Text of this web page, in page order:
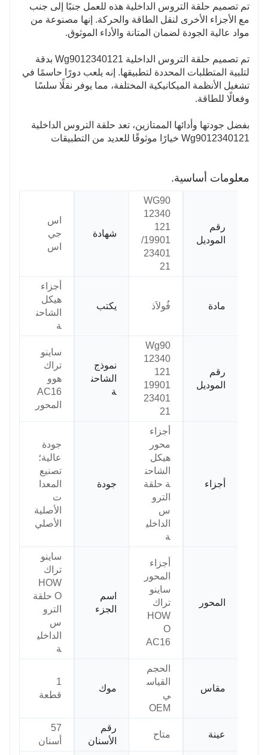
للعملية الخاصة، تم تحسين مقاومة التآكل ومقاومة
الصدمات لحلقة التروس، مما يجعل حلقة التروس من
ماركة Fukai أكثر متانة، مع خصائص عمر خدمة أطول،
حلقة التروس.
(5) فحص كل منتج عند التسليم والترميز الموحد والتعبئة
الموحدة.
تم تصميم حلقة التروس الداخلية هذه للعمل جنبًا إلى جنب
مع الأجزاء الأخرى لنقل الطاقة والحركة. إنها مصنوعة من
مواد عالية الجودة لضمان المتانة والأداء الموثوق.
تم تصميم حلقة التروس الداخلية Wg9012340121 بدقة
لتلبية المتطلبات المحددة لتطبيقها. إنه يلعب دورًا حاسمًا في
تشغيل الأنظمة الميكانيكية المختلفة، مما يوفر نقلًا سلسًا
وفعالًا للطاقة.
بفضل جودتها وأدائها الممتازين، تعد حلقة التروس الداخلية
Wg9012340121 خيارًا موثوقًا للعديد من التطبيقات
معلومات أساسية.
رقم
الموديل
WG90
12340
121
/19901
23401
21
شهادة
اس
جي
اس
مادة فُولاَذ يكتب
أجزاء
هيكل
الشاحن
ة
رقم
الموديل
Wg90
12340
121
19901
23401
21
نموذج
الشاحن
ة
ساينو
تراك
هوو
AC16
المحور
أجزاء
أجزاء
محور
هيكل
الشاحن
ة حلقة
الترو
س
الداخلي
ة
جودة
جودة
عالية؛
تصنيع
المعدا
ت
الأصلية
الأصلي
المحور
أجزاء
المحور
ساينو
تراك
HOW
O
AC16
اسم
الجزء
ساينو
تراك
HOW
O حلقة
الترو
س
الداخلي
ة
مقاس
الحجم
القياس
ي
OEM
موك
1
قطعة
عينة متاح
رقم
الأسنان
57
أسنان